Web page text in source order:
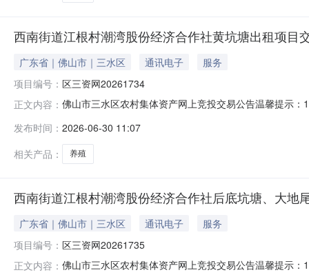
西南街道江根村潮湾股份经济合作社黄坑塘出租项目
广东省｜佛山市｜三水区 通讯电子
服务
项目编号： 区三资网20261734
正文内容： 佛山市三水区农村集体资产网上竞投交易公告温馨提示
考，不构成对项目的任何担保。请竞投意向人在报名参
并请亲自实地看样查看项目的实际情况，未看
发布时间： 2026-06-30 11:07
相关产品：
养殖
西南街道江根村潮湾股份经济合作社后底坑塘、大地
广东省｜佛山市｜三水区 通讯电子
服务
项目编号： 区三资网20261735
正文内容： 佛山市三水区农村集体资产网上竞投交易公告温馨提示